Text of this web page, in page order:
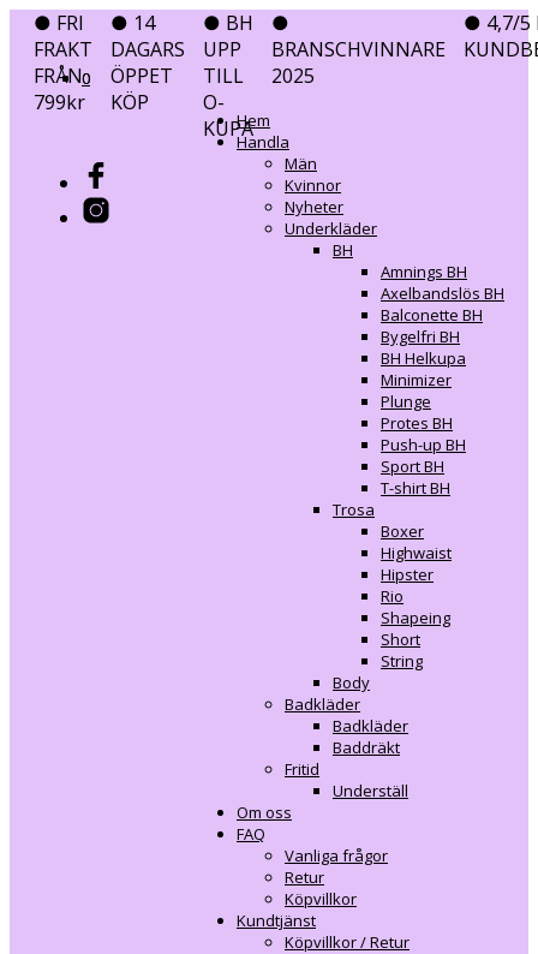
● FRI
FRAKT
FRÅN
799kr
● 14
DAGARS
ÖPPET
KÖP
● BH
UPP
TILL
O-
KUPA
●
BRANSCHVINNARE
2025
● 4,7/5
0
0
Hem
Handla
Män
Kvinnor
Nyheter
Underkläder
BH
Amnings BH
Axelbandslös BH
Balconette BH
Bygelfri BH
BH Helkupa
Minimizer
Plunge
Protes BH
Push-up BH
Sport BH
T-shirt BH
Trosa
Boxer
Highwaist
Hipster
Rio
Shapeing
Short
String
Body
Badkläder
Badkläder
Baddräkt
Fritid
Underställ
Om oss
FAQ
Vanliga frågor
Retur
Köpvillkor
Kundtjänst
Köpvillkor / Retur